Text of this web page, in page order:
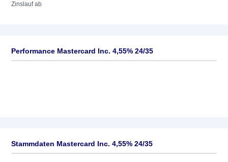
Zinslauf ab
Performance Mastercard Inc. 4,55% 24/35
Stammdaten Mastercard Inc. 4,55% 24/35